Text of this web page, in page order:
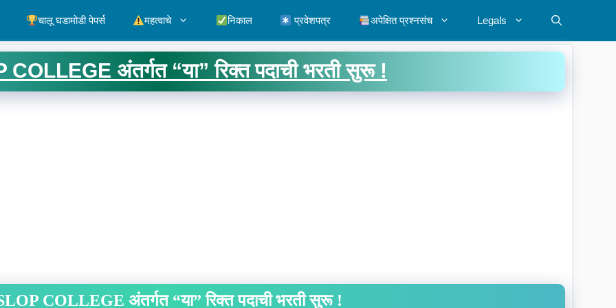
चालू घडामोडी पेपर्स महत्वाचे निकाल प्रवेशपत्र अपेक्षित प्रश्नसंच Legals
COLLEGE अंतर्गत “या” रिक्त पदाची भरती सुरू !
COLLEGE अंतर्गत “या” रिक्त पदाची भरती सुरू !